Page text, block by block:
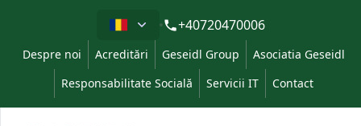
Limba +40720470006
Despre noi Acreditări Geseidl Group
Asociatia Geseidl
Responsabilitate Socială
Servicii IT Contact